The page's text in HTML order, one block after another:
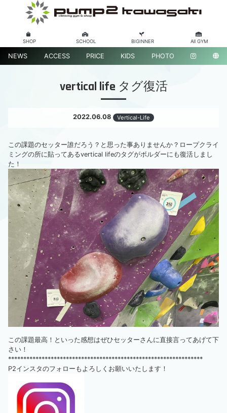
SHOP SCHOOL BIGINNER All GYM
NEWS ACCESS PRICE KIDS PHOTO
vertical life タグ復活
2022.06.08 Vertical-Life
この課題のセッター誰だろう？と思った事ありませんか？ロープクライ
ミングの所に貼ってあるvertical lifeのタグがボルダーにも復活しまし
た！
この課題最高！といった感想はぜひセッターさんに直接言ってあげて下
さい！
****************************************************************
P2インスタのフォローもよろしくお願いいたします！